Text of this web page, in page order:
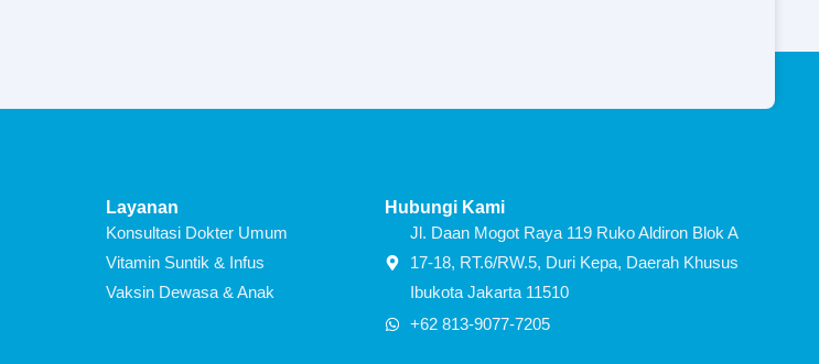
Layanan
Konsultasi Dokter Umum
Vitamin Suntik & Infus
Vaksin Dewasa & Anak
Hubungi Kami
Jl. Daan Mogot Raya 119 Ruko Aldiron Blok A
17-18, RT.6/RW.5, Duri Kepa, Daerah Khusus
Ibukota Jakarta 11510
+62 813-9077-7205